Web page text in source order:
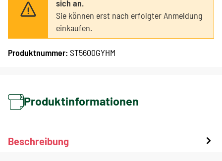
sich an.
Sie können erst nach erfolgter Anmeldung
einkaufen.
Produktnummer: ST5600GYHM
Produktinformationen
Beschreibung